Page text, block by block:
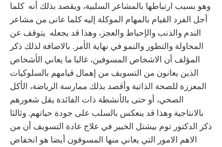
وهو بسبب ارتباطها بالمشاعر السلبية، ويقصد بذلك أنه كلما
أجل الفرد القيام بالمهام الموكلة إليه كلما عانى من مشاعر
الندم والذنب والإحباط والعجز، وهذا قد يجعله يتوقف عن
المحاولة والتطور والنمو في نهاية الأمر. بالاضافة لذلك ذكر
المؤلف أن الاشخاص المسوفين، غالبا ما يعاني الأشخاص
الذين يعانون من التسويف من إهمال قيامهم بالسلوكيات
المعززة للصحة الذاتية وأقصد بذلك ممارسة الرياضة، الأكل
الصحي، أو حتى بالأنشطة ذات الفائدة يقل شعورهم
بالانتاجية وهذا قد ينعكس بالسلب على جودة حياتهم. وثالثا
ذكر الدكتور توم بيشتل الخبير في علاج عادة التسويف أن من
الاهم الامور التي يعاني منها المسوفون أيضا هو انخفاض